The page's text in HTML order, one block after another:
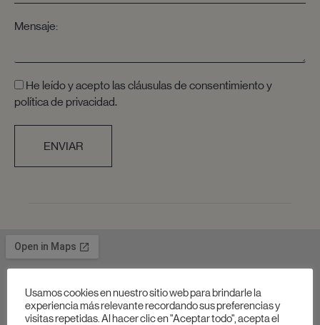
Mensaje:
He leído y acepto las cláusulas de consentimiento y
política de privacidad.
ENVIAR
Usamos cookies en nuestro sitio web para brindarle la
experiencia más relevante recordando sus preferencias y
visitas repetidas. Al hacer clic en "Aceptar todo", acepta el